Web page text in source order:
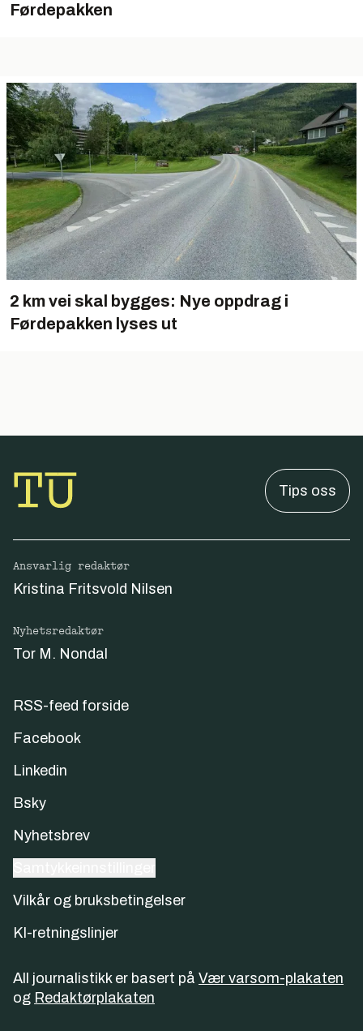
Førdepakken
2 km vei skal bygges: Nye oppdrag i
Førdepakken lyses ut
Tips oss
Ansvarlig redaktør
Kristina Fritsvold Nilsen
Nyhetsredaktør
Tor M. Nondal
RSS-feed forside
Facebook
Linkedin
Bsky
Nyhetsbrev
Vilkår og bruksbetingelser
KI-retningslinjer
All journalistikk er basert på Vær varsom-plakaten
og Redaktørplakaten